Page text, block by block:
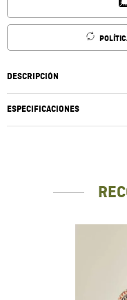
DESCRIPCIÓN
ESPECIFICACIONES